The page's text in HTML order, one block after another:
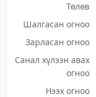
Төлөв
Шалгасан огноо
Зарласан огноо
Санал хүлээн авах
огноо
Нээх огноо